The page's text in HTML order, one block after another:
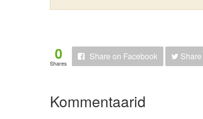
0
Shares
Share on Facebook Share
Kommentaarid